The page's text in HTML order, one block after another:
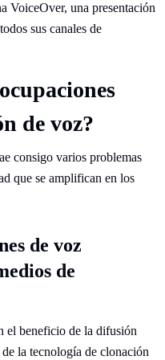
VoiceOver, una presentación
sus canales de
de voz?
consigo varios problemas
que se amplifican en los
de voz
de
el beneficio de la difusión
la tecnología de clonación